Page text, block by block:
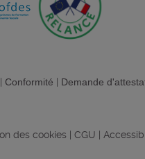
Conformité Demande
des cookies CGU